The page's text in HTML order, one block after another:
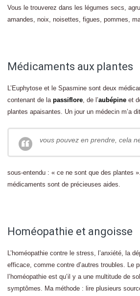
Vous le trouverez dans les légumes secs,
amandes, noix, noisettes, figues, pommes,
Médicaments aux plantes
L’Euphytose et le Spasmine sont deux
contenant de la passiflore, de l’aubépine et
plantes apaisantes. Un jour un médecin m’a
vous pouvez en prendre, cela
sous-entendu : « ce ne sont que des plantes
médicaments sont de précieuses aides.
Homéopathie et angoisse
L’homéopathie contre le stress, l’anxiété, la
efficace, comme contre d’autres troubles. Le
l’homéopathie est qu’il y a une multitude de
symptômes. Ma méthode : lire plusieurs